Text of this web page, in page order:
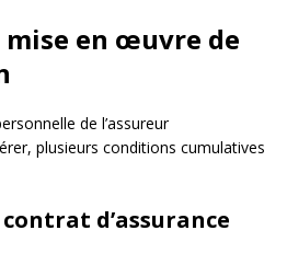
en œuvre de
de l’assureur
plusieurs conditions cumulatives
contrat d’assurance